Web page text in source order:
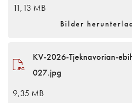
11,13 MB
Bilder
KV-2026-Tjeknavorian-
027.jpg
9,35 MB